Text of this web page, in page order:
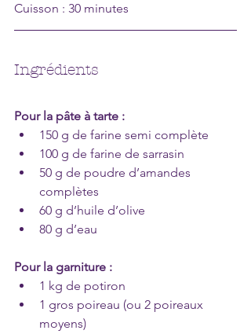
Cuisson : 30 minutes
Ingrédients
Pour la pâte à tarte :
150 g de farine semi complète
100 g de farine de sarrasin
50 g de poudre d’amandes
complètes
60 g d’huile d’olive
80 g d’eau
Pour la garniture :
1 kg de potiron
1 gros poireau (ou 2 poireaux
moyens)